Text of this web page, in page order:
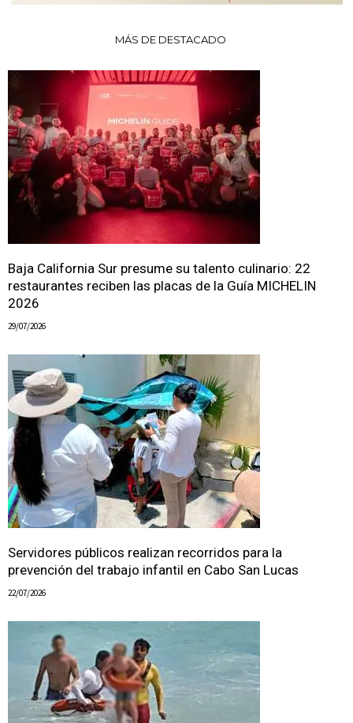
MÁS DE DESTACADO
Baja California Sur presume su talento culinario: 22
restaurantes reciben las placas de la Guía MICHELIN
2026
29/07/2026
Servidores públicos realizan recorridos para la
prevención del trabajo infantil en Cabo San Lucas
22/07/2026